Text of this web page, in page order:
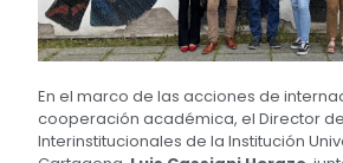
En el marco de las acciones de
cooperación académica, el Director
Interinstitucionales de la Institución